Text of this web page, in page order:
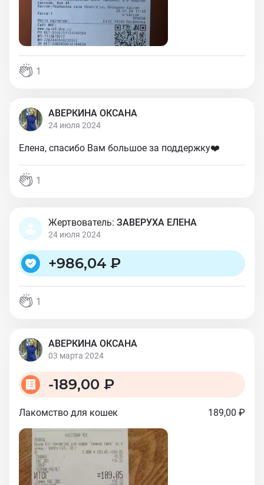
1
АВЕРКИНА ОКСАНА
24 июля 2024
Елена, спасибо Вам большое за поддержку❤️
1
Жертвователь: ЗАВЕРУХА ЕЛЕНА
24 июля 2024
+986,04 ₽
1
АВЕРКИНА ОКСАНА
03 марта 2024
-189,00 ₽
Лакомство для кошек 189,00 ₽